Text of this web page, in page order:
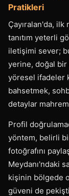
Pratikleri
Çayıralan'da,
tanıtım yeterli
iletişimi sever;
yerine, doğal bir
yöresel ifadeler
bahsetmek,
detaylar
Profil
yöntem, belirli
fotoğrafını
Meydanı'ndaki
kişinin bölgede
güveni de